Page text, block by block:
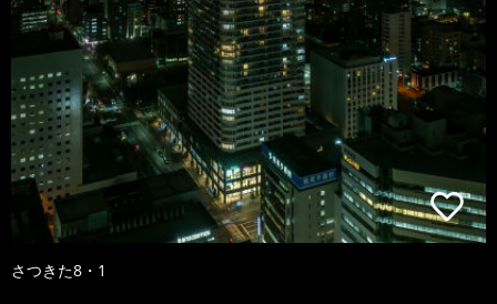
さつきた8・1